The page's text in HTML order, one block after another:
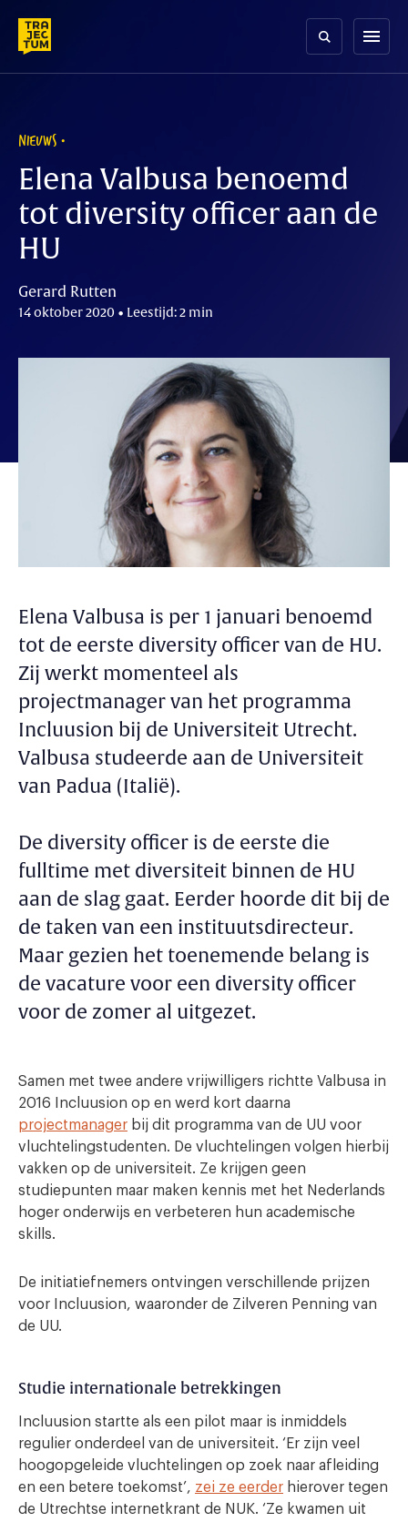
content
menu
NIEUWS
Elena Valbusa benoemd
tot diversity officer aan de
HU
Gerard Rutten
14 oktober 2020 • Leestijd: 2 min
Elena Valbusa is per 1 januari benoemd
tot de eerste diversity officer van de HU.
Zij werkt momenteel als
projectmanager van het programma
Incluusion bij de Universiteit Utrecht.
Valbusa studeerde aan de Universiteit
van Padua (Italië).
De diversity officer is de eerste die
fulltime met diversiteit binnen de HU
aan de slag gaat. Eerder hoorde dit bij de
de taken van een instituutsdirecteur.
Maar gezien het toenemende belang is
de vacature voor een diversity officer
voor de zomer al uitgezet.
Samen met twee andere vrijwilligers richtte Valbusa in
2016 Incluusion op en werd kort daarna
projectmanager bij dit programma van de UU voor
vluchtelingstudenten. De vluchtelingen volgen hierbij
vakken op de universiteit. Ze krijgen geen
studiepunten maar maken kennis met het Nederlands
hoger onderwijs en verbeteren hun academische
skills.
De initiatiefnemers ontvingen verschillende prijzen
voor Incluusion, waaronder de Zilveren Penning van
de UU.
Studie internationale betrekkingen
Incluusion startte als een pilot maar is inmiddels
regulier onderdeel van de universiteit. ‘Er zijn veel
hoogopgeleide vluchtelingen op zoek naar afleiding
en een betere toekomst’, zei ze eerder hierover tegen
de Utrechtse internetkrant de NUK. ‘Ze kwamen uit